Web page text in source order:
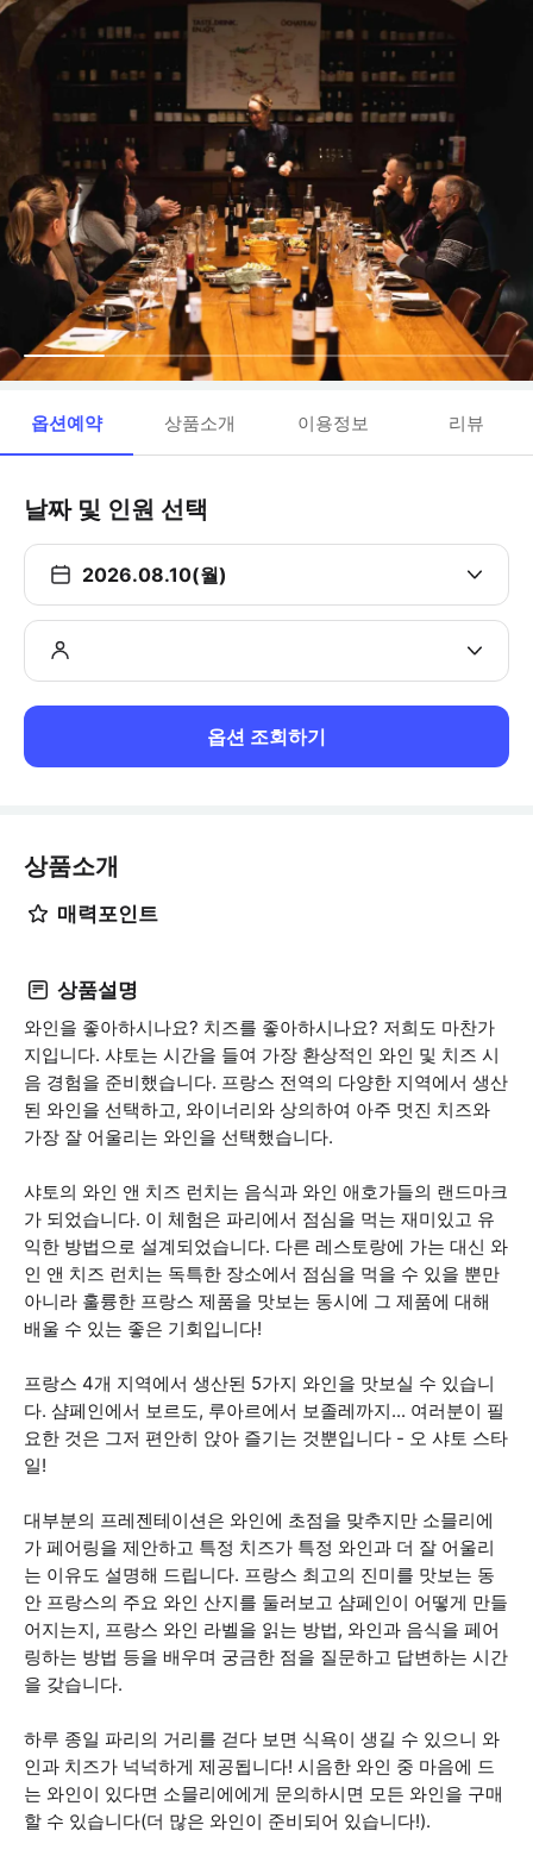
옵션예약 상품소개 이용정보 리뷰
날짜 및 인원 선택
2026.08.10(월)
옵션 조회하기
상품소개
매력포인트
상품설명
와인을 좋아하시나요? 치즈를 좋아하시나요? 저희도 마찬가
지입니다. 샤토는 시간을 들여 가장 환상적인 와인 및 치즈 시
음 경험을 준비했습니다. 프랑스 전역의 다양한 지역에서 생산
된 와인을 선택하고, 와이너리와 상의하여 아주 멋진 치즈와
가장 잘 어울리는 와인을 선택했습니다.
샤토의 와인 앤 치즈 런치는 음식과 와인 애호가들의 랜드마크
가 되었습니다. 이 체험은 파리에서 점심을 먹는 재미있고 유
익한 방법으로 설계되었습니다. 다른 레스토랑에 가는 대신 와
인 앤 치즈 런치는 독특한 장소에서 점심을 먹을 수 있을 뿐만
아니라 훌륭한 프랑스 제품을 맛보는 동시에 그 제품에 대해
배울 수 있는 좋은 기회입니다!
프랑스 4개 지역에서 생산된 5가지 와인을 맛보실 수 있습니
다. 샴페인에서 보르도, 루아르에서 보졸레까지... 여러분이 필
요한 것은 그저 편안히 앉아 즐기는 것뿐입니다 - 오 샤토 스타
일!
대부분의 프레젠테이션은 와인에 초점을 맞추지만 소믈리에
가 페어링을 제안하고 특정 치즈가 특정 와인과 더 잘 어울리
는 이유도 설명해 드립니다. 프랑스 최고의 진미를 맛보는 동
안 프랑스의 주요 와인 산지를 둘러보고 샴페인이 어떻게 만들
어지는지, 프랑스 와인 라벨을 읽는 방법, 와인과 음식을 페어
링하는 방법 등을 배우며 궁금한 점을 질문하고 답변하는 시간
을 갖습니다.
하루 종일 파리의 거리를 걷다 보면 식욕이 생길 수 있으니 와
인과 치즈가 넉넉하게 제공됩니다! 시음한 와인 중 마음에 드
는 와인이 있다면 소믈리에에게 문의하시면 모든 와인을 구매
할 수 있습니다(더 많은 와인이 준비되어 있습니다!).